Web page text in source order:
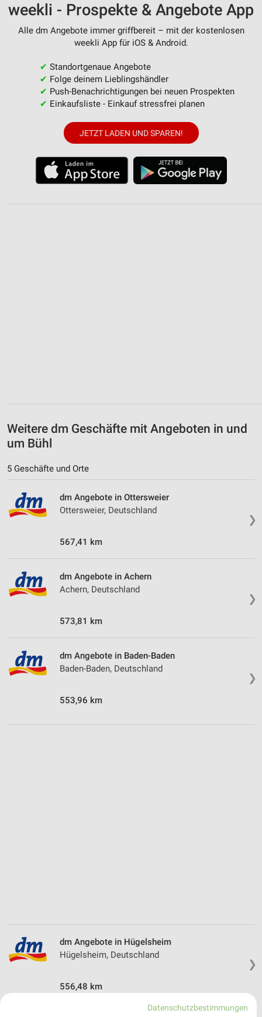
weekli - Prospekte & Angebote App
Alle dm Angebote immer griffbereit – mit der kostenlosen
weekli App für iOS & Android.
✔ Standortgenaue Angebote
✔ Folge deinem Lieblingshändler
✔ Push-Benachrichtigungen bei neuen Prospekten
✔ Einkaufsliste - Einkauf stressfrei planen
JETZT LADEN UND SPAREN!
Weitere dm Geschäfte mit Angeboten in und
um Bühl
5 Geschäfte und Orte
❯
dm Angebote in Ottersweier
Ottersweier, Deutschland
567,41 km
❯
dm Angebote in Achern
Achern, Deutschland
573,81 km
❯
dm Angebote in Baden-Baden
Baden-Baden, Deutschland
553,96 km
❯
dm Angebote in Hügelsheim
Hügelsheim, Deutschland
556,48 km
Datenschutzbestimmungen